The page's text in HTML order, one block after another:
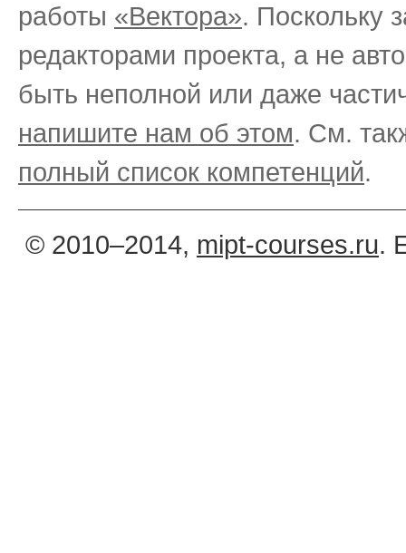
работы «Вектора». Поскольку
редакторами проекта, а не
быть неполной или даже
напишите нам об этом. См.
полный список компетенций.
© 2010–2014, mipt-courses.ru.